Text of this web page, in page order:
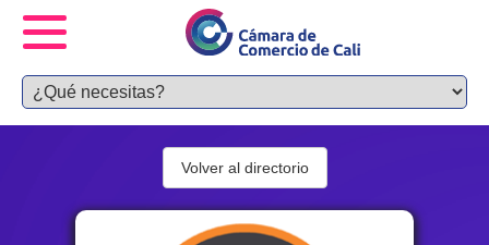
Volver al directorio